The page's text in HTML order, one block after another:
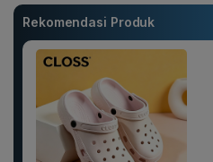
Rekomendasi Produk